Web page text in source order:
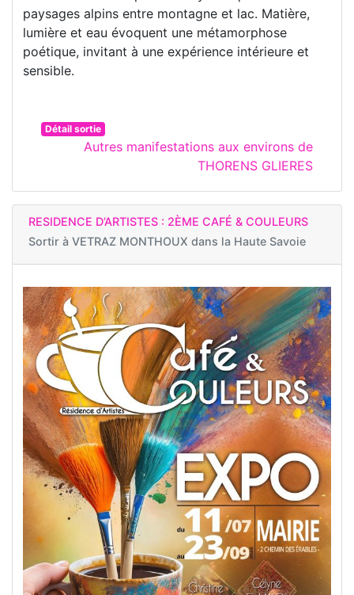
paysages alpins entre montagne et lac. Matière,
lumière et eau évoquent une métamorphose
poétique, invitant à une expérience intérieure et
sensible.
Détail sortie
Autres manifestations aux environs de
THORENS GLIERES
RESIDENCE D’ARTISTES : 2ÈME CAFÉ & COULEURS
Sortir à VETRAZ MONTHOUX dans la Haute Savoie